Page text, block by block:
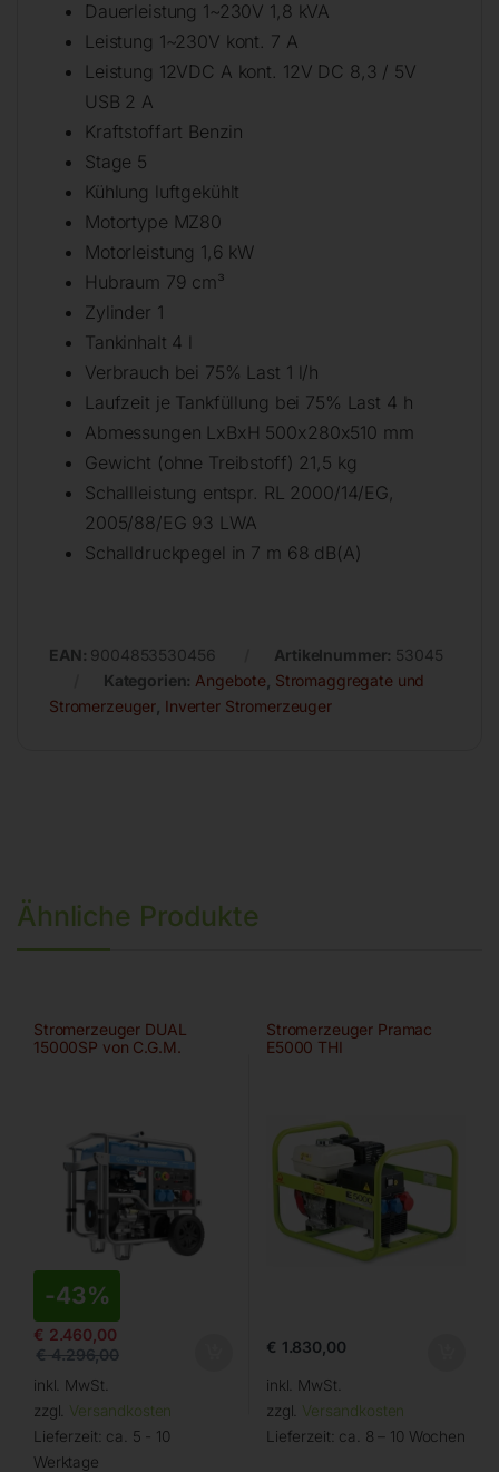
Dauerleistung 1~230V 1,8 kVA
Leistung 1~230V kont. 7 A
Leistung 12VDC A kont. 12V DC 8,3 / 5V
USB 2 A
Kraftstoffart Benzin
Stage 5
Kühlung luftgekühlt
Motortype MZ80
Motorleistung 1,6 kW
Hubraum 79 cm³
Zylinder 1
Tankinhalt 4 l
Verbrauch bei 75% Last 1 l/h
Laufzeit je Tankfüllung bei 75% Last 4 h
Abmessungen LxBxH 500x280x510 mm
Gewicht (ohne Treibstoff) 21,5 kg
Schallleistung entspr. RL 2000/14/EG,
2005/88/EG 93 LWA
Schalldruckpegel in 7 m 68 dB(A)
EAN: 9004853530456 Artikelnummer: 53045
Kategorien: Angebote Stromaggregate und
Stromerzeuger Inverter Stromerzeuger
Ähnliche Produkte
Stromerzeuger DUAL
15000SP von C.G.M.
-43%
€ 2.460,00
€4.296,00
inkl. MwSt.
zzgl. Versandkosten
Lieferzeit: ca. 5 - 10
Werktage
Stromerzeuger Pramac
E5000 THI
€ 1.830,00
inkl. MwSt.
zzgl. Versandkosten
Lieferzeit: ca. 8 – 10 Wochen